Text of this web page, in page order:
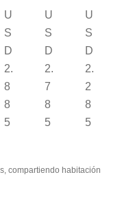
U
S
D
2.
8
8
5
U
S
D
2.
7
8
5
U
S
D
2.
2
8
5
compartiendo habitación